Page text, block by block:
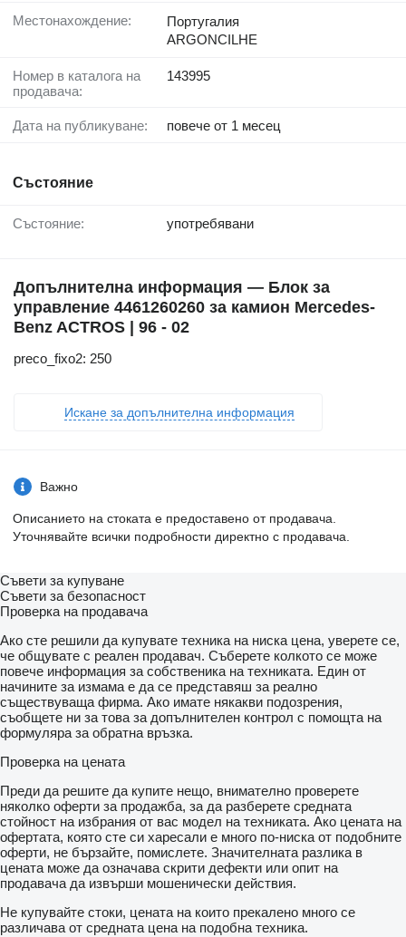
Местонахождение:
Португалия
ARGONCILHE
Номер в каталога на
продавача:
143995
Дата на публикуване: повече от 1 месец
Състояние
Състояние: употребявани
Допълнителна информация — Блок за
управление 4461260260 за камион Mercedes-
Benz ACTROS | 96 - 02
preco_fixo2: 250
Искане за допълнителна информация
Важно
Описанието на стоката е предоставено от продавача.
Уточнявайте всички подробности директно с продавача.
Съвети за купуване
Съвети за безопасност
Проверка на продавача
Ако сте решили да купувате техника на ниска цена, уверете се,
че общувате с реален продавач. Съберете колкото се може
повече информация за собственика на техниката. Един от
начините за измама е да се представяш за реално
съществуваща фирма. Ако имате някакви подозрения,
съобщете ни за това за допълнителен контрол с помощта на
формуляра за обратна връзка.
Проверка на цената
Преди да решите да купите нещо, внимателно проверете
няколко оферти за продажба, за да разберете средната
стойност на избрания от вас модел на техниката. Ако цената на
офертата, която сте си харесали е много по-ниска от подобните
оферти, не бързайте, помислете. Значителната разлика в
цената може да означава скрити дефекти или опит на
продавача да извърши мошенически действия.
Не купувайте стоки, цената на които прекалено много се
различава от средната цена на подобна техника.